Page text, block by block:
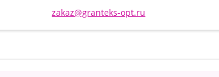
zakaz@granteks-opt.ru